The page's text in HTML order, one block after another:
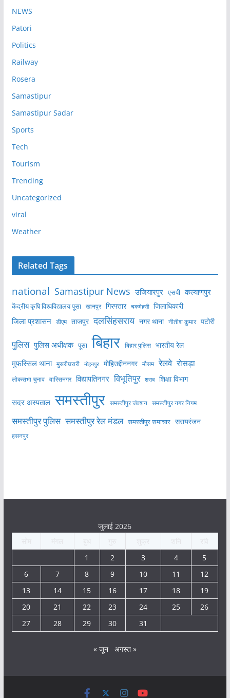
NEWS
Patori
Politics
Railway
Rosera
Samastipur
Samastipur Sadar
Sports
Tech
Tourism
Trending
Uncategorized
viral
Weather
Related Tags
national Samastipur News उजियारपुर एसपी कल्याणपुर
केंद्रीय कृषि विश्वविद्यालय पूसा खानपुर गिरफ्तार चकमेहसी जिलाधिकारी
जिला प्रशासन डीएम ताजपुर दलसिंहसराय नगर थाना नीतीश कुमार पटोरी
पुलिस पुलिस अधीक्षक पूसा बिहार बिहार पुलिस भारतीय रेल
मुफस्सिल थाना मुसरीघरारी मोहनपुर मोहिउद्दीननगर मौसम रेलवे रोसड़ा
लोकसभा चुनाव वारिसनगर विद्यापतिनगर विभूतिपुर शराब शिक्षा विभाग
सदर अस्पताल समस्तीपुर समस्तीपुर जंक्शन समस्तीपुर नगर निगम
समस्तीपुर पुलिस समस्तीपुर रेल मंडल समस्तीपुर समाचार सरायरंजन
हसनपुर
जुलाई 2026
1
2 3 4
5
6
7 8 9 10 11
12
13
14 15 16 17 18
19
20
21 22 23 24 25
26
27
28 29 30 31
« जून अगस्त »